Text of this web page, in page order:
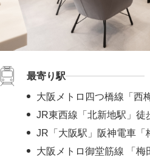
最寄り駅
大阪メトロ四つ橋線「西
JR東西線「北新地駅」徒
JR「大阪駅」阪神電車「
大阪メトロ御堂筋線 「梅